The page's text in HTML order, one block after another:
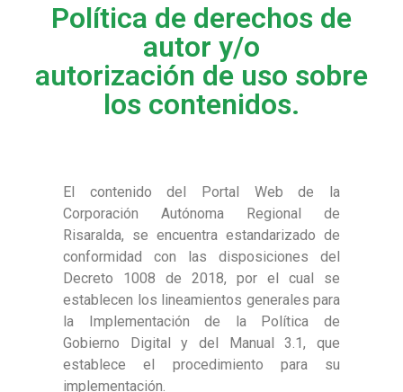
Política de derechos de
autor y/o
autorización de uso sobre
los contenidos.
El contenido del Portal Web de la
Corporación Autónoma Regional de
Risaralda, se encuentra estandarizado de
conformidad con las disposiciones del
Decreto 1008 de 2018, por el cual se
establecen los lineamientos generales para
la Implementación de la Política de
Gobierno Digital y del Manual 3.1, que
establece el procedimiento para su
implementación.